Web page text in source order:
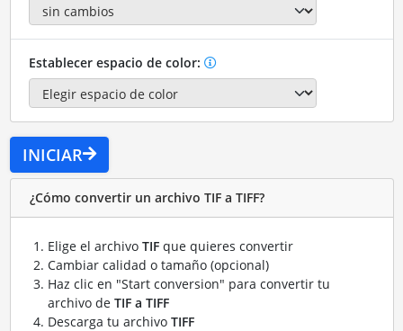
Establecer espacio de color:
INICIAR
¿Cómo convertir un archivo TIF a TIFF?
Elige el archivo TIFque quieres convertir
Cambiar calidad o tamaño (opcional)
Haz clic en "Start conversion" para convertir tu
archivo de TIF a TIFF
Descarga tu archivo TIFF